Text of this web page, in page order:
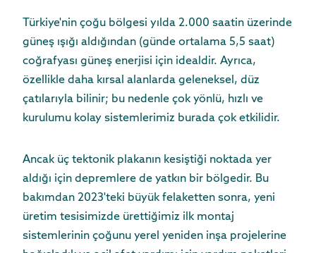
Türkiye'nin çoğu bölgesi yılda 2.000 saatin üzerinde
güneş ışığı aldığından (günde ortalama 5,5 saat)
coğrafyası güneş enerjisi için idealdir. Ayrıca,
özellikle daha kırsal alanlarda geleneksel, düz
çatılarıyla bilinir; bu nedenle çok yönlü, hızlı ve
kurulumu kolay sistemlerimiz burada çok etkilidir.
Ancak üç tektonik plakanın kesiştiği noktada yer
aldığı için depremlere de yatkın bir bölgedir. Bu
bakımdan 2023'teki büyük felaketten sonra, yeni
üretim tesisimizde ürettiğimiz ilk montaj
sistemlerinin çoğunu yerel yeniden inşa projelerine